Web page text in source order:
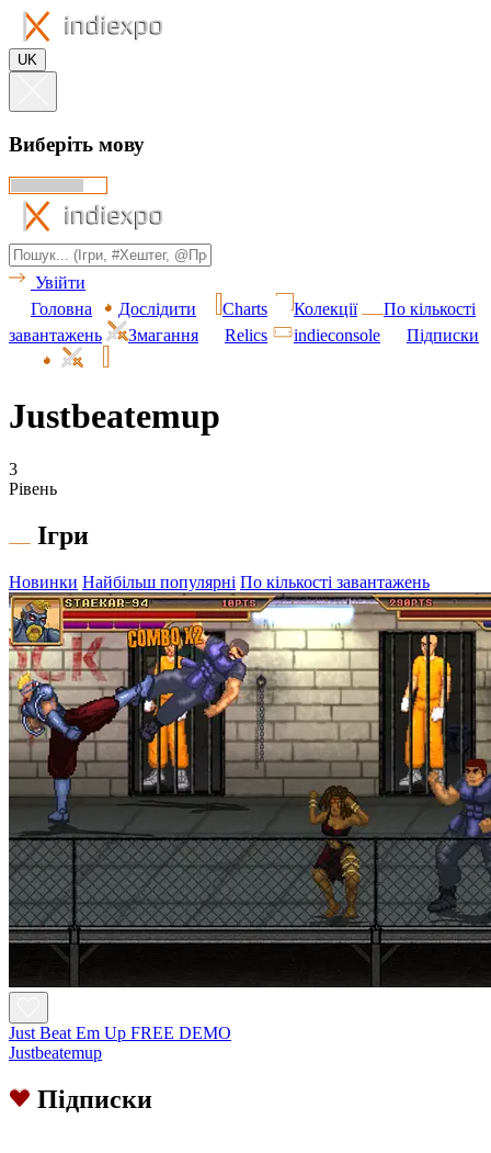
UK
Виберіть мову
Увійти
Головна
Дослідити Charts Колекції
По кількості
завантажень
Змагання Relics indieconsole Підписки
Justbeatemup
3
Рівень
Ігри
Новинки Найбільш популярні По кількості завантажень
Just Beat Em Up FREE DEMO
Justbeatemup
Підписки